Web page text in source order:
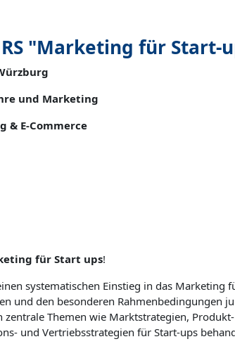
"Marketing für Start-
und Marketing
& E-Commerce
für Start ups!
systematischen Einstieg in das Marketing
und den besonderen Rahmenbedingungen
Themen wie Marktstrategien,
und Vertriebsstrategien für Start-ups